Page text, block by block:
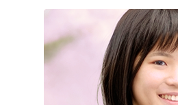
法令、規範の遵守と見直し
当校は、保有する個人情報に関して適用
を遵守するとともに、本ポリシーの内容